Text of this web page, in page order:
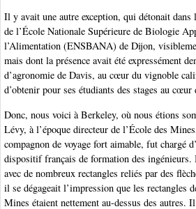
Il y avait une autre exception, qui détonait dans
de l’École Nationale Supérieure de Biologie
l’Alimentation (ENSBANA) de Dijon,
mais dont la présence avait été expressément
d’agronomie de Davis, au cœur du vignoble
d’obtenir pour ses étudiants des stages au
Donc, nous voici à Berkeley, où nous étions
Lévy, à l’époque directeur de l’École des
compagnon de voyage fort aimable, fut chargé
dispositif français de formation des ingénieurs.
avec de nombreux rectangles reliés par des
il se dégageait l’impression que les rectangles
Mines étaient nettement au-dessus des autres.